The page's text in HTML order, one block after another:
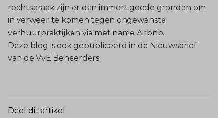
rechtspraak zijn er dan immers goede gronden om
in verweer te komen tegen ongewenste
verhuurpraktijken via met name Airbnb.
Deze blog is ook gepubliceerd in de Nieuwsbrief
van de VvE Beheerders.
Deel dit artikel